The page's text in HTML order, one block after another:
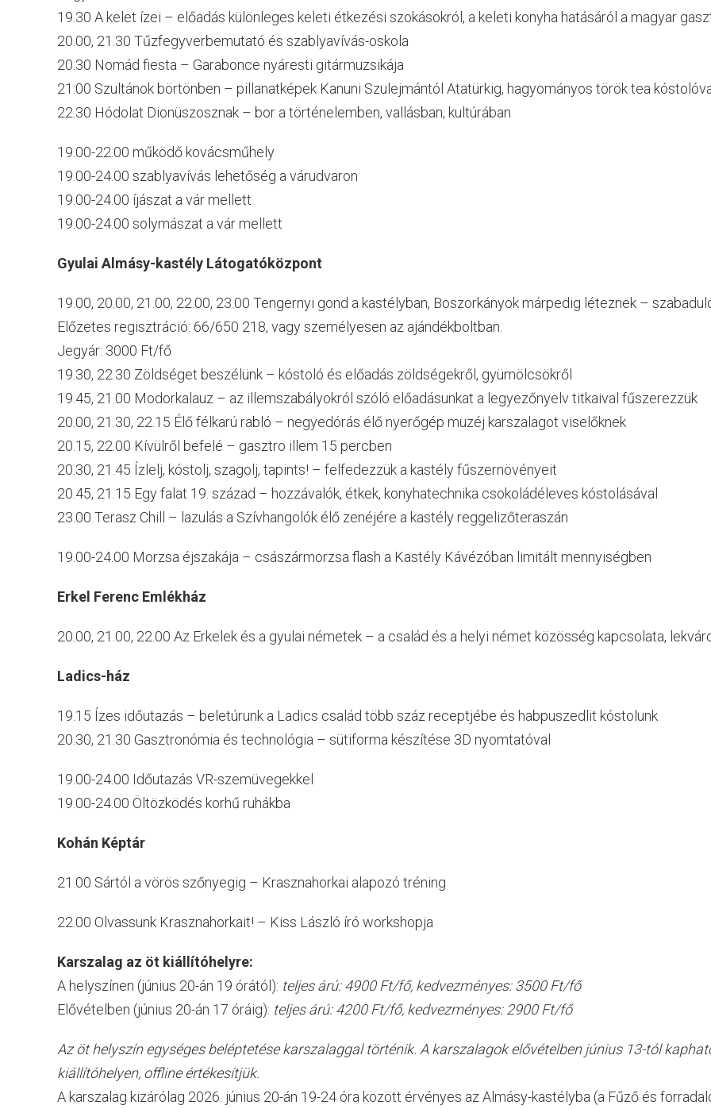
19.30 A kelet ízei – előadás különleges keleti étkezési szokásokról, a keleti konyha hatásáról a magyar
20.00, 21.30 Tűzfegyverbemutató és szablyavívás-oskola
20.30 Nomád fiesta – Garabonce nyáresti gitármuzsikája
21:00 Szultánok börtönben – pillanatképek Kanuni Szulejmántól Atatürkig, hagyományos török tea
22.30 Hódolat Dionüszosznak – bor a történelemben, vallásban, kultúrában
19.00-22.00 működő kovácsműhely
19.00-24.00 szablyavívás lehetőség a várudvaron
19.00-24.00 íjászat a vár mellett
19.00-24.00 solymászat a vár mellett
Gyulai Almásy-kastély Látogatóközpont
19.00, 20.00, 21.00, 22.00, 23.00 Tengernyi gond a kastélyban, Boszorkányok márpedig léteznek –
Előzetes regisztráció: 66/650 218, vagy személyesen az ajándékboltban.
Jegyár: 3000 Ft/fő
19.30, 22.30 Zöldséget beszélünk – kóstoló és előadás zöldségekről, gyümölcsökről
19.45, 21.00 Modorkalauz – az illemszabályokról szóló előadásunkat a legyezőnyelv titkaival fűszerezzük
20.00, 21.30, 22.15 Élő félkarú rabló – negyedórás élő nyerőgép muzéj karszalagot viselőknek
20.15, 22.00 Kívülről befelé – gasztro illem 15 percben
20.30, 21.45 Ízlelj, kóstolj, szagolj, tapints! – felfedezzük a kastély fűszernövényeit
20.45, 21.15 Egy falat 19. század – hozzávalók, étkek, konyhatechnika csokoládéleves kóstolásával
23.00 Terasz Chill – lazulás a Szívhangolók élő zenéjére a kastély reggelizőteraszán
19.00-24.00 Morzsa éjszakája – császármorzsa flash a Kastély Kávézóban limitált mennyiségben
Erkel Ferenc Emlékház
20.00, 21.00, 22.00 Az Erkelek és a gyulai németek – a család és a helyi német közösség kapcsolata,
Ladics-ház
19.15 Ízes időutazás – beletúrunk a Ladics család több száz receptjébe és habpuszedlit kóstolunk
20.30, 21.30 Gasztronómia és technológia – sütiforma készítése 3D nyomtatóval
19.00-24.00 Időutazás VR-szemüvegekkel
19.00-24.00 Öltözködés korhű ruhákba
Kohán Képtár
21.00 Sártól a vörös szőnyegig – Krasznahorkai alapozó tréning
22.00 Olvassunk Krasznahorkait! – Kiss László író workshopja
Karszalag az öt kiállítóhelyre:
A helyszínen (június 20-án 19 órától): teljes árú: 4900 Ft/fő, kedvezményes: 3500 Ft/fő
Elővételben (június 20-án 17 óráig): teljes árú: 4200 Ft/fő, kedvezményes: 2900 Ft/fő
Az öt helyszín egységes beléptetése karszalaggal történik. A karszalagok elővételben június 13-tól
kiállítóhelyen, offline értékesítjük.
A karszalag kizárólag 2026. június 20-án 19-24 óra között érvényes az Almásy-kastélyba (a Fűző és